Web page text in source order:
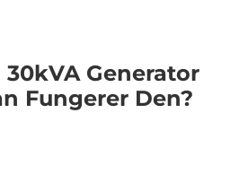
30kVA Generator
Fungerer Den?